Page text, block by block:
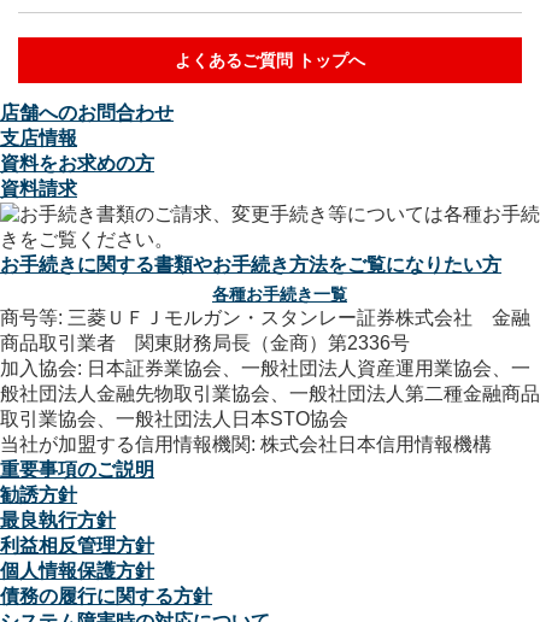
よくあるご質問 トップへ
店舗へのお問合わせ
支店情報
資料をお求めの方
資料請求
お手続きに関する書類やお手続き方法をご覧になりたい方
各種お手続き一覧
商号等: 三菱ＵＦＪモルガン・スタンレー証券株式会社 金融
商品取引業者 関東財務局長（金商）第2336号
加入協会: 日本証券業協会、一般社団法人資産運用業協会、一
般社団法人金融先物取引業協会、一般社団法人第二種金融商品
取引業協会、一般社団法人日本STO協会
当社が加盟する信用情報機関: 株式会社日本信用情報機構
重要事項のご説明
勧誘方針
最良執行方針
利益相反管理方針
個人情報保護方針
債務の履行に関する方針